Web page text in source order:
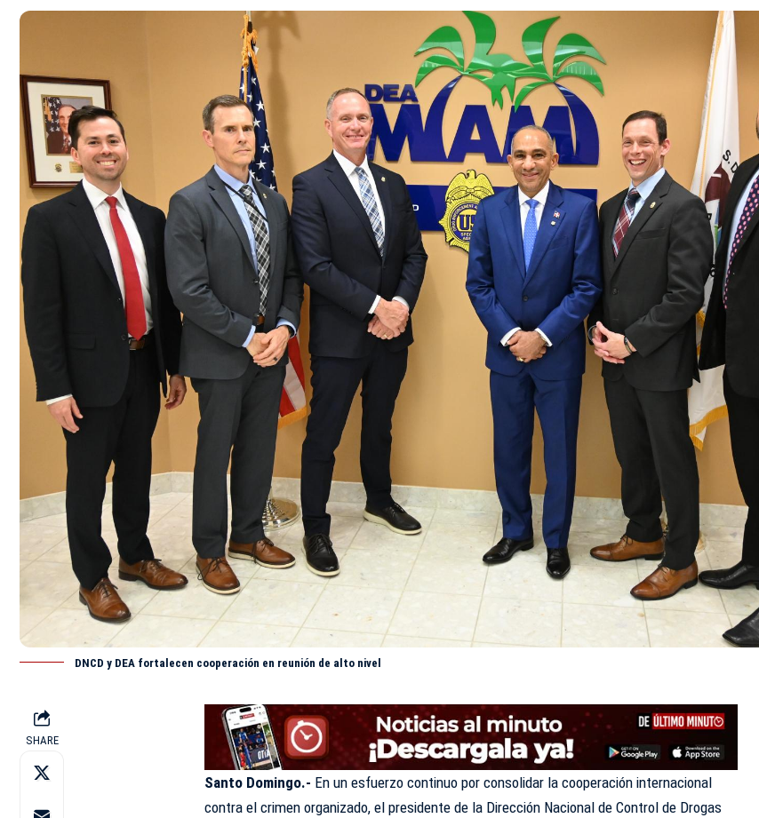
DNCD y DEA fortalecen cooperación en reunión de alto nivel
SHARE
Santo Domingo.- En un esfuerzo continuo por consolidar la cooperación internacional
contra el crimen organizado, el presidente de la Dirección Nacional de Control de Drogas